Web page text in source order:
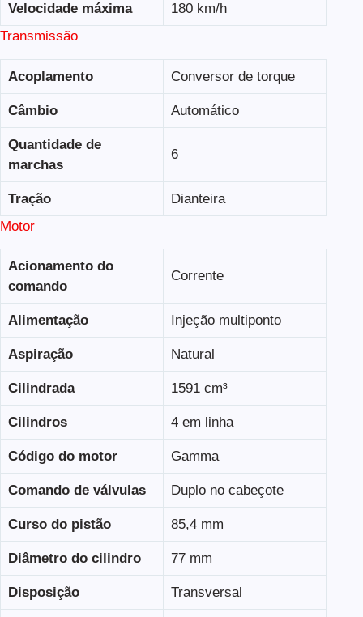
Velocidade máxima
180 km/h
Transmissão
Acoplamento Conversor de torque
Câmbio Automático
Quantidade de
marchas
6
Tração
Dianteira
Motor
Acionamento do
comando
Corrente
Alimentação Injeção multiponto
Aspiração Natural
Cilindrada 1591 cm³
Cilindros 4 em linha
Código do motor Gamma
Comando de válvulas Duplo no cabeçote
Curso do pistão 85,4 mm
Diâmetro do cilindro 77 mm
Disposição Transversal